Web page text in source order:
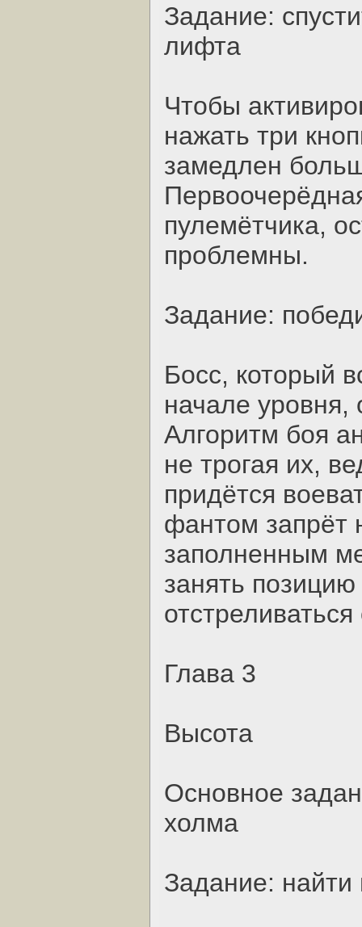
Задание:
лифта
Чтобы
нажать три
замедлен
пулемётчика,
проблемны.
Задание:
Босс, который
начале уровня,
Алгоритм боя
не трогая их,
придётся
фантом запрёт
заполненным
занять
отстреливаться
Глава 3
Высота
Основное
холма
Задание: найти